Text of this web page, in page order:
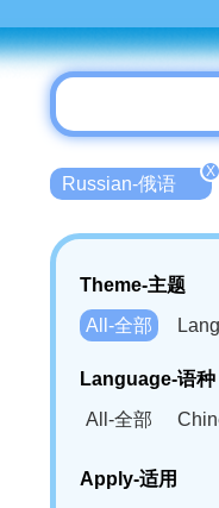
Russian-俄语
X
Theme-主题
All-全部
Language-语种
All-全部
Bahasa
Apply-适用